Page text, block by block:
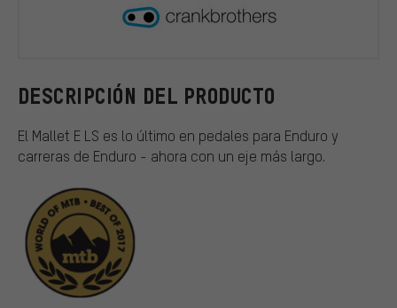
DESCRIPCIÓN DEL PRODUCTO
El Mallet E LS es lo último en pedales para Enduro y
carreras de Enduro - ahora con un eje más largo.